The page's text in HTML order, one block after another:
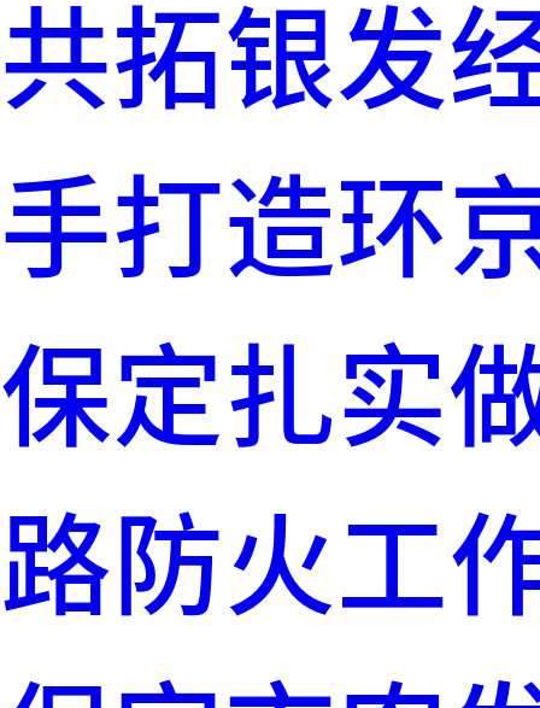
共拓银发
手打造环
保定扎实
路防火工